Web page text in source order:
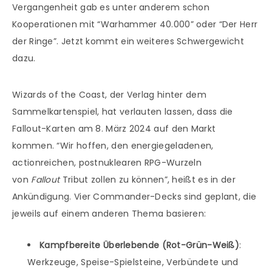
Vergangenheit gab es unter anderem schon
Kooperationen mit “Warhammer 40.000” oder “Der Herr
der Ringe”. Jetzt kommt ein weiteres Schwergewicht
dazu.
Wizards of the Coast, der Verlag hinter dem
Sammelkartenspiel, hat verlauten lassen, dass die
Fallout-Karten am 8. März 2024 auf den Markt
kommen. “Wir hoffen, den energiegeladenen,
actionreichen, postnuklearen RPG-Wurzeln
von FalloutTribut zollen zu können”, heißt es in der
Ankündigung. Vier Commander-Decks sind geplant, die
jeweils auf einem anderen Thema basieren:
Kampfbereite Überlebende (Rot-Grün-Weiß):
Werkzeuge, Speise-Spielsteine, Verbündete und